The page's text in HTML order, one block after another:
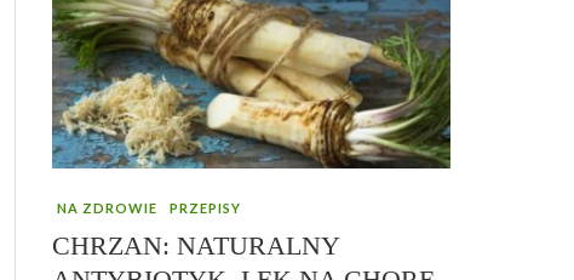
NA ZDROWIE PRZEPISY
CHRZAN: NATURALNY